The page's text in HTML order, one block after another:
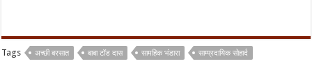
Tags अच्छी बरसात बाबा टॉड दास सामहिक भंडारा साम्प्रदायिक सोहार्द